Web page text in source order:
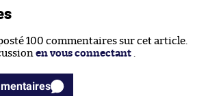
100 commentaires sur cet article.
en vous connectant
commentaires